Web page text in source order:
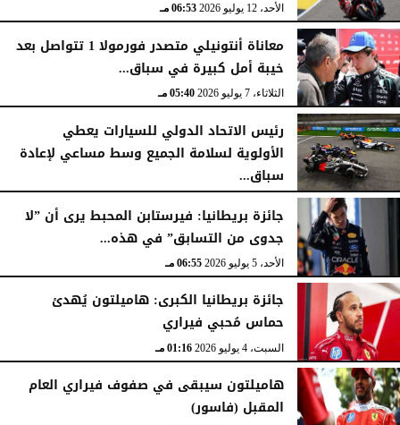
الأحد، 12 يوليو 2026 06:53 مـ
معاناة أنتونيلي متصدر فورمولا 1 تتواصل بعد
خيبة أمل كبيرة في سباق...
الثلاثاء، 7 يوليو 2026 05:40 مـ
رئيس الاتحاد الدولي للسيارات يعطي
الأولوية لسلامة الجميع وسط مساعي لإعادة
سباق...
الثلاثاء، 7 يوليو 2026 05:39 مـ
جائزة بريطانيا: فيرستابن المحبط يرى أن ”لا
جدوى من التسابق” في هذه...
الأحد، 5 يوليو 2026 06:55 مـ
جائزة بريطانيا الكبرى: هاميلتون يُهدئ
حماس مُحبي فيراري
السبت، 4 يوليو 2026 01:16 مـ
هاميلتون سيبقى في صفوف فيراري العام
المقبل (فاسور)